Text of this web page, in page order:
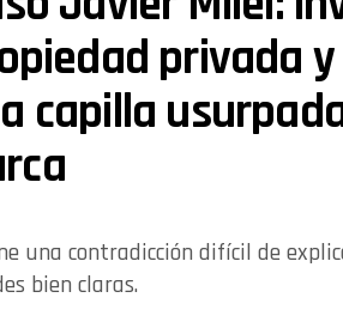
privada
capilla
una contradicción difícil de
bien claras.